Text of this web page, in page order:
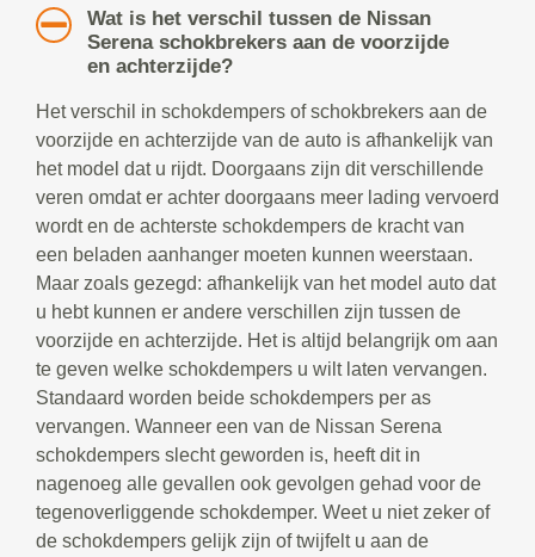
Wat is het verschil tussen de Nissan
Serena schokbrekers aan de voorzijde
en achterzijde?
Het verschil in schokdempers of schokbrekers aan de
voorzijde en achterzijde van de auto is afhankelijk van
het model dat u rijdt. Doorgaans zijn dit verschillende
veren omdat er achter doorgaans meer lading vervoerd
wordt en de achterste schokdempers de kracht van
een beladen aanhanger moeten kunnen weerstaan.
Maar zoals gezegd: afhankelijk van het model auto dat
u hebt kunnen er andere verschillen zijn tussen de
voorzijde en achterzijde. Het is altijd belangrijk om aan
te geven welke schokdempers u wilt laten vervangen.
Standaard worden beide schokdempers per as
vervangen. Wanneer een van de Nissan Serena
schokdempers slecht geworden is, heeft dit in
nagenoeg alle gevallen ook gevolgen gehad voor de
tegenoverliggende schokdemper. Weet u niet zeker of
de schokdempers gelijk zijn of twijfelt u aan de